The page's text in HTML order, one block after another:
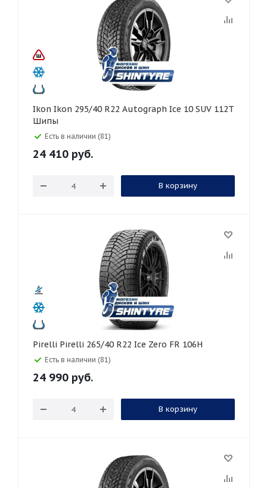
Ikon Ikon 295/40 R22 Autograph Ice 10 SUV 112T
Шипы
Есть в наличии (81)
24 410 руб.
В корзину
Pirelli Pirelli 265/40 R22 Ice Zero FR 106H
Есть в наличии (81)
24 990 руб.
В корзину